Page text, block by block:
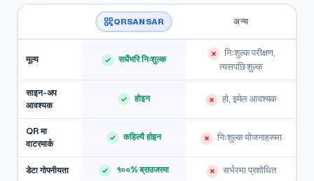
QRSANSAR अन्य
मूल्य सधैंभरि निःशुल्क
निःशुल्क परीक्षण,
त्यसपछि शुल्क
साइन-अप
आवश्यक
होइन हो, इमेल आवश्यक
QR मा
वाटरमार्क
कहिल्यै होइन निःशुल्क योजनाहरूमा
डेटा गोपनीयता १००% ब्राउजरमा सर्भरमा प्रशोधित